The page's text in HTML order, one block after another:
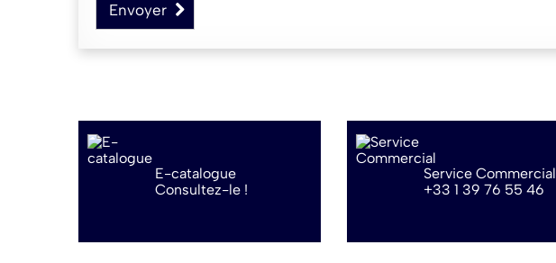
Envoyer
E-catalogue
Consultez-le !
Service Commercial
+33 1 39 76 55 46